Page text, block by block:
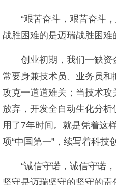
“艰苦奋斗，艰苦奋斗
战胜困难的是迈瑞战胜困难
创业初期，我们一缺资
常要身兼技术员、业务员和
攻克一道道难关；当技术
放弃，开发全自动生化分
用了7年时间。就是凭着这
项“中国第一”，续写着科技
“诚信守诺，诚信守诺
坚守是迈瑞坚守的坚守的责